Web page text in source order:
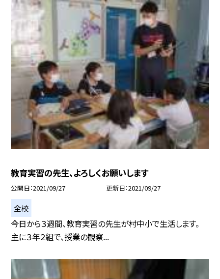
教育実習の先生、よろしくお願いします
公開日 2021/09/27 更新日 2021/09/27
全校
今日から３週間、教育実習の先生が村中小で生活します。
主に３年２組で、授業の観察...